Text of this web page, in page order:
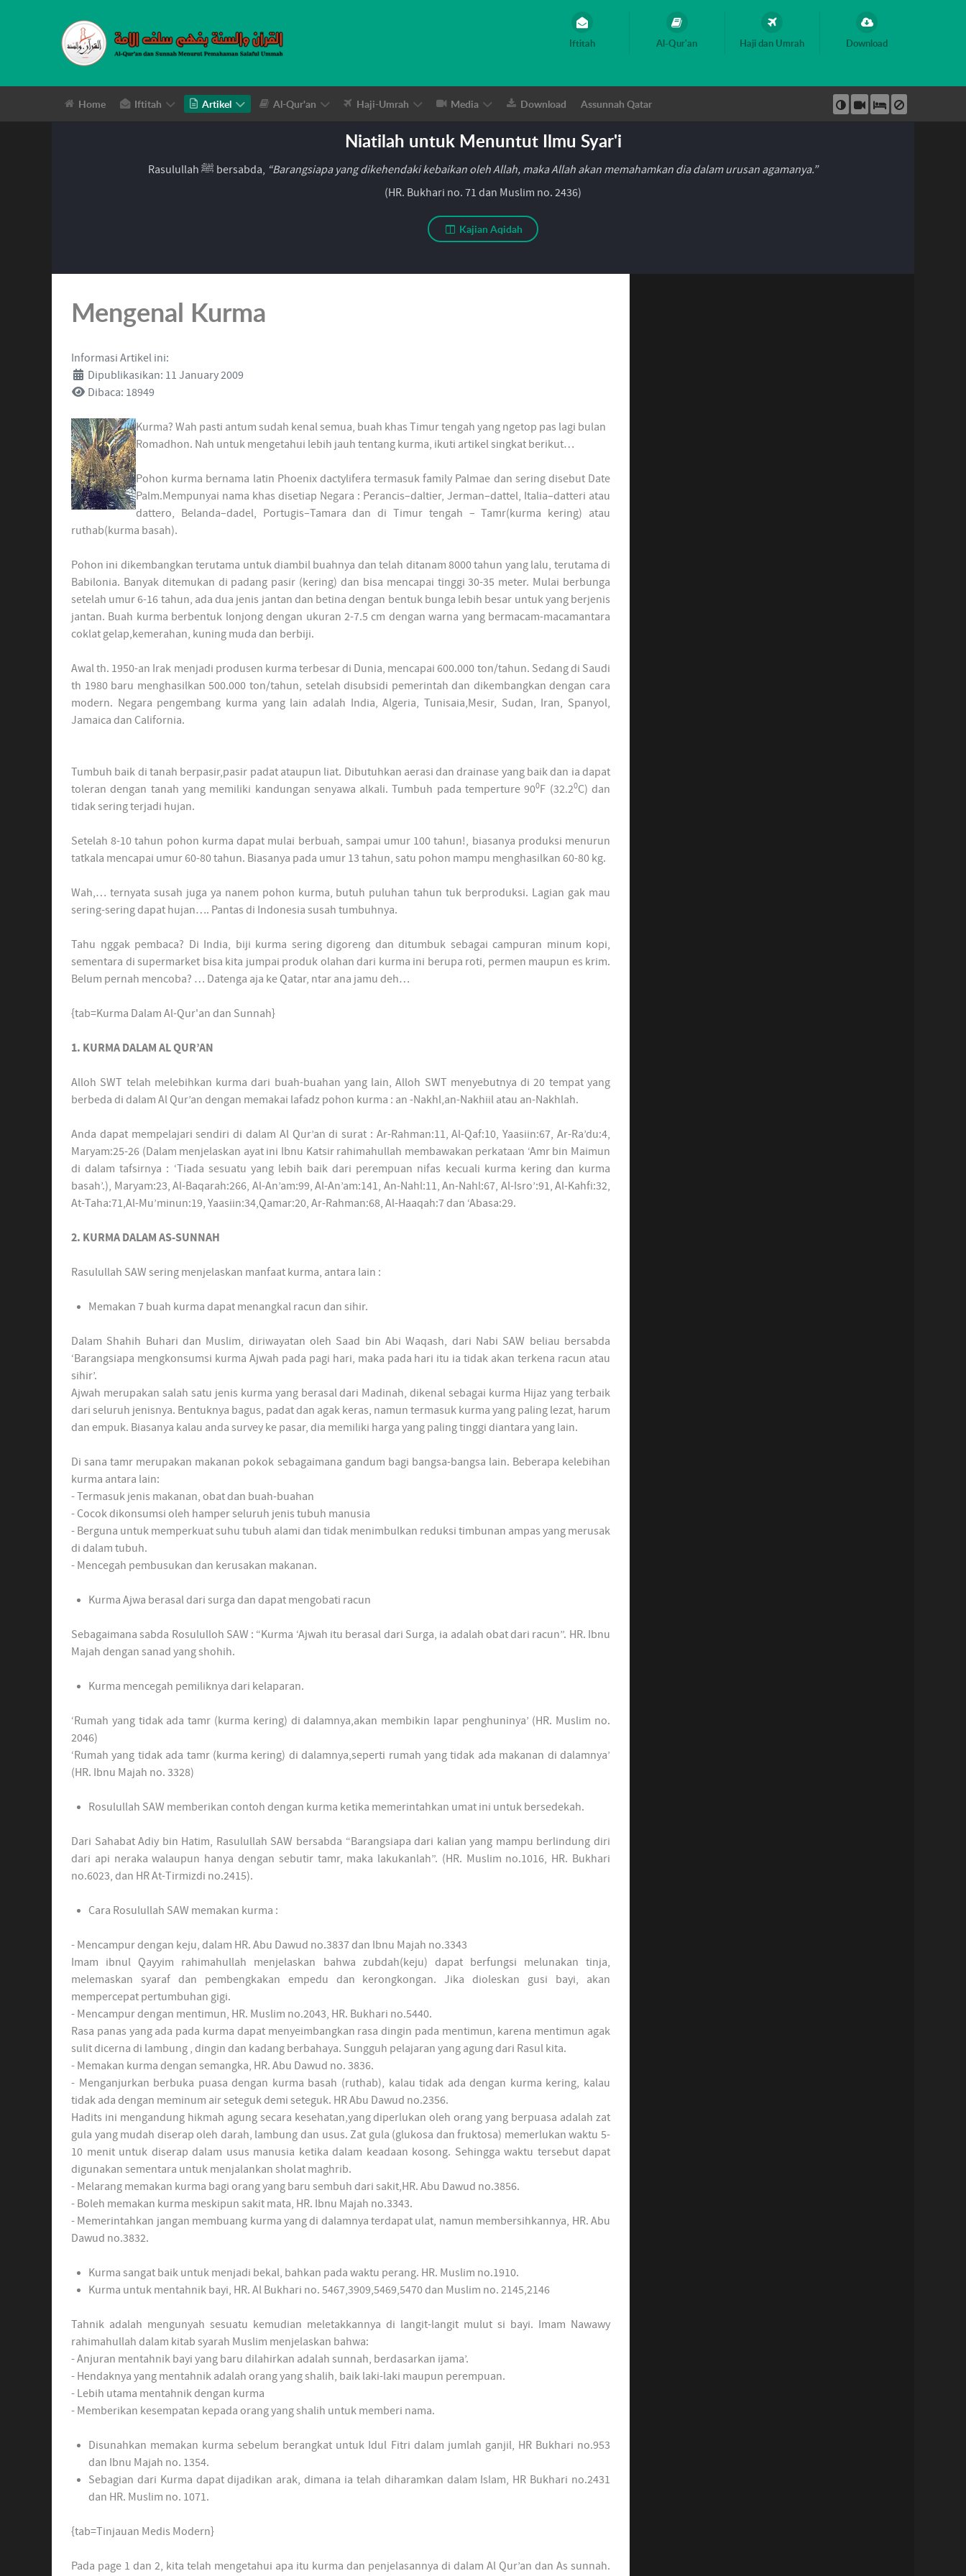
Iftitah Al-Qur'an Haji dan Umrah Download
Home Iftitah Artikel Al-Qur'an Haji-Umrah Media Download Assunnah Qatar
Niatilah untuk Menuntut Ilmu Syar'i
Rasulullah ﷺ bersabda, “Barangsiapa yang dikehendaki kebaikan oleh Allah, maka Allah akan memahamkan dia dalam urusan agamanya.”
(HR. Bukhari no. 71 dan Muslim no. 2436)
Kajian Aqidah
Mengenal Kurma
Informasi Artikel ini:
Dipublikasikan: 11 January 2009
Dibaca: 18949
Kurma? Wah pasti antum sudah kenal semua, buah khas Timur tengah yang ngetop pas lagi bulan
Romadhon. Nah untuk mengetahui lebih jauh tentang kurma, ikuti artikel singkat berikut…
Pohon kurma bernama latin Phoenix dactylifera termasuk family Palmae dan sering disebut Date
Palm.Mempunyai nama khas disetiap Negara : Perancis–daltier, Jerman–dattel, Italia–datteri atau
dattero, Belanda–dadel, Portugis–Tamara dan di Timur tengah – Tamr(kurma kering) atau
ruthab(kurma basah).
Pohon ini dikembangkan terutama untuk diambil buahnya dan telah ditanam 8000 tahun yang lalu, terutama di
Babilonia. Banyak ditemukan di padang pasir (kering) dan bisa mencapai tinggi 30-35 meter. Mulai berbunga
setelah umur 6-16 tahun, ada dua jenis jantan dan betina dengan bentuk bunga lebih besar untuk yang berjenis
jantan. Buah kurma berbentuk lonjong dengan ukuran 2-7.5 cm dengan warna yang bermacam-macamantara
coklat gelap,kemerahan, kuning muda dan berbiji.
Awal th. 1950-an Irak menjadi produsen kurma terbesar di Dunia, mencapai 600.000 ton/tahun. Sedang di Saudi
th 1980 baru menghasilkan 500.000 ton/tahun, setelah disubsidi pemerintah dan dikembangkan dengan cara
modern. Negara pengembang kurma yang lain adalah India, Algeria, Tunisaia,Mesir, Sudan, Iran, Spanyol,
Jamaica dan California.
Tumbuh baik di tanah berpasir,pasir padat ataupun liat. Dibutuhkan aerasi dan drainase yang baik dan ia dapat
toleran dengan tanah yang memiliki kandungan senyawa alkali. Tumbuh pada temperture 900F (32.20C) dan
tidak sering terjadi hujan.
Setelah 8-10 tahun pohon kurma dapat mulai berbuah, sampai umur 100 tahun!, biasanya produksi menurun
tatkala mencapai umur 60-80 tahun. Biasanya pada umur 13 tahun, satu pohon mampu menghasilkan 60-80 kg.
Wah,… ternyata susah juga ya nanem pohon kurma, butuh puluhan tahun tuk berproduksi. Lagian gak mau
sering-sering dapat hujan…. Pantas di Indonesia susah tumbuhnya.
Tahu nggak pembaca? Di India, biji kurma sering digoreng dan ditumbuk sebagai campuran minum kopi,
sementara di supermarket bisa kita jumpai produk olahan dari kurma ini berupa roti, permen maupun es krim.
Belum pernah mencoba? … Datenga aja ke Qatar, ntar ana jamu deh…
{tab=Kurma Dalam Al-Qur'an dan Sunnah}
1. KURMA DALAM AL QUR’AN
Alloh SWT telah melebihkan kurma dari buah-buahan yang lain, Alloh SWT menyebutnya di 20 tempat yang
berbeda di dalam Al Qur’an dengan memakai lafadz pohon kurma : an -Nakhl,an-Nakhiil atau an-Nakhlah.
Anda dapat mempelajari sendiri di dalam Al Qur’an di surat : Ar-Rahman:11, Al-Qaf:10, Yaasiin:67, Ar-Ra’du:4,
Maryam:25-26 (Dalam menjelaskan ayat ini Ibnu Katsir rahimahullah membawakan perkataan ‘Amr bin Maimun
di dalam tafsirnya : ‘Tiada sesuatu yang lebih baik dari perempuan nifas kecuali kurma kering dan kurma
basah’.), Maryam:23, Al-Baqarah:266, Al-An’am:99, Al-An’am:141, An-Nahl:11, An-Nahl:67, Al-Isro’:91, Al-Kahfi:32,
At-Taha:71,Al-Mu’minun:19, Yaasiin:34,Qamar:20, Ar-Rahman:68, Al-Haaqah:7 dan ‘Abasa:29.
2. KURMA DALAM AS-SUNNAH
Rasulullah SAW sering menjelaskan manfaat kurma, antara lain :
Memakan 7 buah kurma dapat menangkal racun dan sihir.
Dalam Shahih Buhari dan Muslim, diriwayatan oleh Saad bin Abi Waqash, dari Nabi SAW beliau bersabda
‘Barangsiapa mengkonsumsi kurma Ajwah pada pagi hari, maka pada hari itu ia tidak akan terkena racun atau
sihir’.
Ajwah merupakan salah satu jenis kurma yang berasal dari Madinah, dikenal sebagai kurma Hijaz yang terbaik
dari seluruh jenisnya. Bentuknya bagus, padat dan agak keras, namun termasuk kurma yang paling lezat, harum
dan empuk. Biasanya kalau anda survey ke pasar, dia memiliki harga yang paling tinggi diantara yang lain.
Di sana tamr merupakan makanan pokok sebagaimana gandum bagi bangsa-bangsa lain. Beberapa kelebihan
kurma antara lain:
- Termasuk jenis makanan, obat dan buah-buahan
- Cocok dikonsumsi oleh hamper seluruh jenis tubuh manusia
- Berguna untuk memperkuat suhu tubuh alami dan tidak menimbulkan reduksi timbunan ampas yang merusak
di dalam tubuh.
- Mencegah pembusukan dan kerusakan makanan.
Kurma Ajwa berasal dari surga dan dapat mengobati racun
Sebagaimana sabda Rosululloh SAW : “Kurma ‘Ajwah itu berasal dari Surga, ia adalah obat dari racun”. HR. Ibnu
Majah dengan sanad yang shohih.
Kurma mencegah pemiliknya dari kelaparan.
‘Rumah yang tidak ada tamr (kurma kering) di dalamnya,akan membikin lapar penghuninya’ (HR. Muslim no.
2046)
‘Rumah yang tidak ada tamr (kurma kering) di dalamnya,seperti rumah yang tidak ada makanan di dalamnya’
(HR. Ibnu Majah no. 3328)
Rosulullah SAW memberikan contoh dengan kurma ketika memerintahkan umat ini untuk bersedekah.
Dari Sahabat Adiy bin Hatim, Rasulullah SAW bersabda “Barangsiapa dari kalian yang mampu berlindung diri
dari api neraka walaupun hanya dengan sebutir tamr, maka lakukanlah”. (HR. Muslim no.1016, HR. Bukhari
no.6023, dan HR At-Tirmizdi no.2415).
Cara Rosulullah SAW memakan kurma :
- Mencampur dengan keju, dalam HR. Abu Dawud no.3837 dan Ibnu Majah no.3343
Imam ibnul Qayyim rahimahullah menjelaskan bahwa zubdah(keju) dapat berfungsi melunakan tinja,
melemaskan syaraf dan pembengkakan empedu dan kerongkongan. Jika dioleskan gusi bayi, akan
mempercepat pertumbuhan gigi.
- Mencampur dengan mentimun, HR. Muslim no.2043, HR. Bukhari no.5440.
Rasa panas yang ada pada kurma dapat menyeimbangkan rasa dingin pada mentimun, karena mentimun agak
sulit dicerna di lambung , dingin dan kadang berbahaya. Sungguh pelajaran yang agung dari Rasul kita.
- Memakan kurma dengan semangka, HR. Abu Dawud no. 3836.
- Menganjurkan berbuka puasa dengan kurma basah (ruthab), kalau tidak ada dengan kurma kering, kalau
tidak ada dengan meminum air seteguk demi seteguk. HR Abu Dawud no.2356.
Hadits ini mengandung hikmah agung secara kesehatan,yang diperlukan oleh orang yang berpuasa adalah zat
gula yang mudah diserap oleh darah, lambung dan usus. Zat gula (glukosa dan fruktosa) memerlukan waktu 5-
10 menit untuk diserap dalam usus manusia ketika dalam keadaan kosong. Sehingga waktu tersebut dapat
digunakan sementara untuk menjalankan sholat maghrib.
- Melarang memakan kurma bagi orang yang baru sembuh dari sakit,HR. Abu Dawud no.3856.
- Boleh memakan kurma meskipun sakit mata, HR. Ibnu Majah no.3343.
- Memerintahkan jangan membuang kurma yang di dalamnya terdapat ulat, namun membersihkannya, HR. Abu
Dawud no.3832.
Kurma sangat baik untuk menjadi bekal, bahkan pada waktu perang. HR. Muslim no.1910.
Kurma untuk mentahnik bayi, HR. Al Bukhari no. 5467,3909,5469,5470 dan Muslim no. 2145,2146
Tahnik adalah mengunyah sesuatu kemudian meletakkannya di langit-langit mulut si bayi. Imam Nawawy
rahimahullah dalam kitab syarah Muslim menjelaskan bahwa:
- Anjuran mentahnik bayi yang baru dilahirkan adalah sunnah, berdasarkan ijama’.
- Hendaknya yang mentahnik adalah orang yang shalih, baik laki-laki maupun perempuan.
- Lebih utama mentahnik dengan kurma
- Memberikan kesempatan kepada orang yang shalih untuk memberi nama.
Disunahkan memakan kurma sebelum berangkat untuk Idul Fitri dalam jumlah ganjil, HR Bukhari no.953
dan Ibnu Majah no. 1354.
Sebagian dari Kurma dapat dijadikan arak, dimana ia telah diharamkan dalam Islam, HR Bukhari no.2431
dan HR. Muslim no. 1071.
{tab=Tinjauan Medis Modern}
Pada page 1 dan 2, kita telah mengetahui apa itu kurma dan penjelasannya di dalam Al Qur’an dan As sunnah.